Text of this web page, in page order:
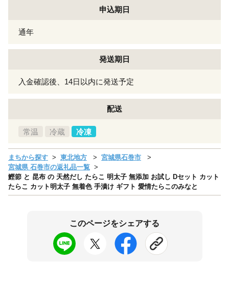
申込期日
通年
発送期日
入金確認後、14日以内に発送予定
配送
常温 冷蔵 冷凍
まちから探す 東北地方
宮城県石巻市
宮城県 石巻市の返礼品一覧
鰹節 と 昆布 の 天然だし たらこ 明太子 無添加 お試し Dセット カット
たらこ カット明太子 無着色 手漬け ギフト 愛情たらこのみなと
このページをシェアする